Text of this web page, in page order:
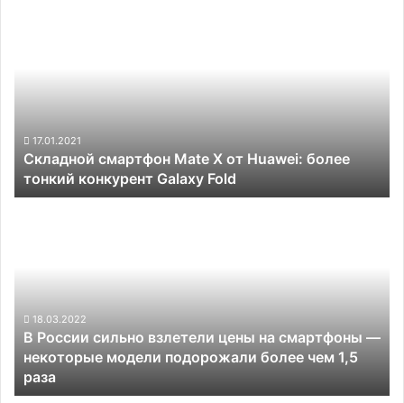
тонкий
конкурент
Galaxy
Fold
17.01.2021
Складной смартфон Mate X от Huawei: более
тонкий конкурент Galaxy Fold
смартфоны —
некоторые
модели
подорожали
более
18.03.2022
В России сильно взлетели цены на смартфоны —
некоторые модели подорожали более чем 1,5
раза